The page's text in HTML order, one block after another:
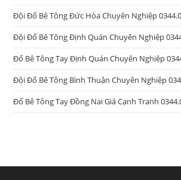
Đội Đổ Bê Tông Đức Hòa Chuyên Nghiệp
Đội Đổ Bê Tông Định Quán Chuyên Nghiệp
Đổ Bê Tông Tay Định Quán Chuyên Nghiệp
Đội Đổ Bê Tông Bình Thuận Chuyên Nghiệp
Đổ Bê Tông Tay Đồng Nai Giá Cạnh Tranh